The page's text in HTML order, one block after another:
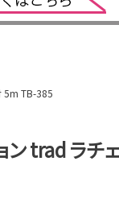
5m TB-385
trad ラチ